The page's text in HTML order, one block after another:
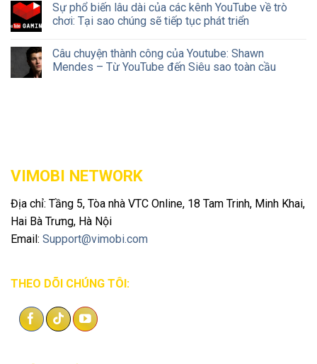
Sự phổ biến lâu dài của các kênh YouTube về trò
chơi: Tại sao chúng sẽ tiếp tục phát triển
Câu chuyện thành công của Youtube: Shawn
Mendes – Từ YouTube đến Siêu sao toàn cầu
VIMOBI NETWORK
Địa chỉ: Tầng 5, Tòa nhà VTC Online, 18 Tam Trinh, Minh Khai,
Hai Bà Trưng, ​​Hà Nội
Email: Support@vimobi.com
THEO DÕI CHÚNG TÔI: